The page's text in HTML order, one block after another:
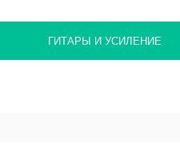
ГИТАРЫ И УСИЛЕНИЕ